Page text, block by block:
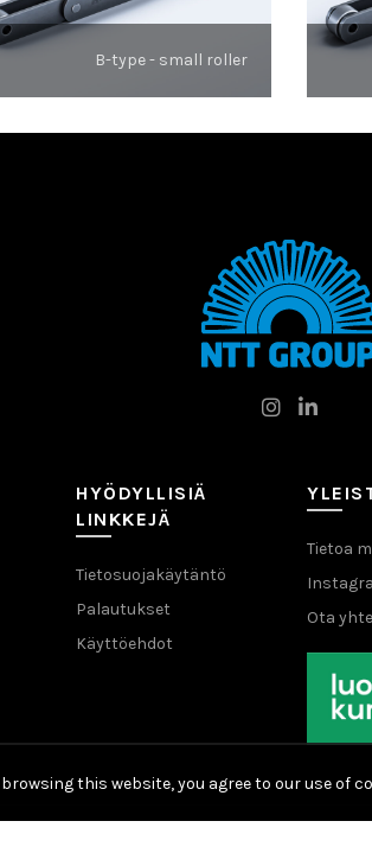
B-type - small roller
HYÖDYLLISIÄ
LINKKEJÄ
Tietosuojakäytäntö
Palautukset
Käyttöehdot
Tietoa
Ota
this website, you agree to our use of